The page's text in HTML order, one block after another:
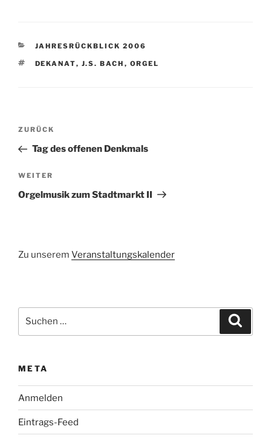
KATEGORIEN
JAHRESRÜCKBLICK 2006
SCHLAGWÖRTER
DEKANAT, J.S. BACH , ORGEL
Beitragsnavigation
Vorheriger
Beitrag
ZURÜCK
Tag des offenen Denkmals
Nächster
Beitrag
WEITER
Orgelmusik zum Stadtmarkt II
Zu unserem Veranstaltungskalender
nach:
META
Anmelden
Eintrags-Feed